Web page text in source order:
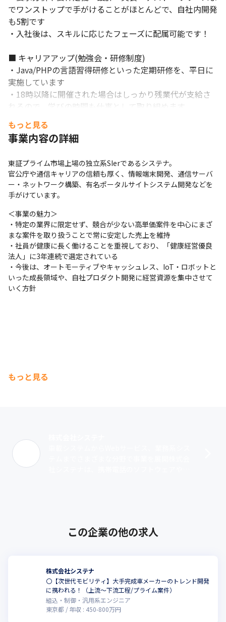
でワンストップで手がけることがほとんどで、自社内開発
も5割です
・入社後は、スキルに応じたフェーズに配属可能です！
■ キャリアアップ(勉強会・研修制度)
・Java/PHPの言語習得研修といった定期研修を、平日に
実施しています
・18時以降に開催された場合はしっかり残業代が支給さ
れるので、学びの時間も仕事として取り組めます
・ドローンなど先端技術に関するレクチャーや、エキスパ
ート社員として社内で認定された優秀なマイスターによる
研修も受けられます！
■ サポート体制
・当社は社員が自分自身の成長によってお客様や社会に対
して貢献する達成感、満足感を得ることができる企業を目
・月1回、仕事の状況や希望を上長がヒアリング
・「新たなスキルを身につけたい」「新しいプロジェクト
に挑戦したい」など、社員一人ひとりに合わせた目標設定
を行っています
・対象となる資格を取得した際に「受験料＋資格手当金」
を支給するなど、業務に必要なスキル向上を支援していま
す
もっと見る
事業内容の詳細
東証プライム市場上場の独立系SIerであるシステナ。
官公庁や通信キャリアの信頼も厚く、情報端末開発、通信サーバ
ー・ネットワーク構築、有名ポータルサイトシステム開発などを
手がけています。
＜事業の魅力＞
・特定の業界に限定せず、競合が少ない高単価案件を中心にまざ
まな案件を取り扱うことで常に安定した売上を維持
・社員が健康に長く働けることを重視しており、「健康経営優良
法人」に3年連続で選定されている
・今後は、オートモーティブやキャッシュレス、IoT・ロボットと
いった成長領域や、自社プロダクト開発に経営資源を集中させて
いく方針
もっと見る
この企業の他の求人
株式会社システナ
〇【次世代モビリティ】大手完成車メーカーのトレンド開発
に携われる！（上流～下流工程/プライム案件）
組込・制御・汎用系エンジニア
東京都
年収 : 450-800万円